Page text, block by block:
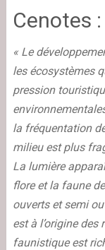
Cenotes
« Le
les écosystèmes
pression
la fréquentation
milieu est plus
La lumière
flore et la faune
ouverts et semi
est à l’origine des
faunistique est